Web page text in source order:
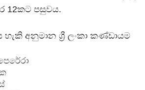
12කට පසුවය.
අනුමාන ශ්‍රී ලංකා කණ්ඩායම